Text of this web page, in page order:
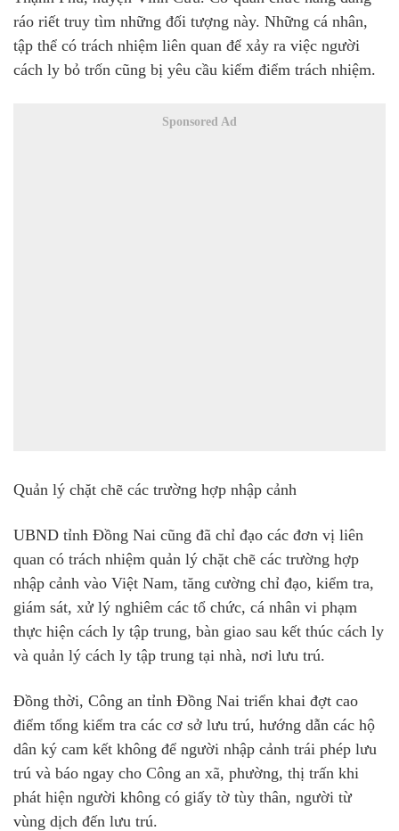
ráo riết truy tìm những đối tượng này. Những cá nhân,
tập thể có trách nhiệm liên quan để xảy ra việc người
cách ly bỏ trốn cũng bị yêu cầu kiểm điểm trách nhiệm.
Sponsored Ad
Quản lý chặt chẽ các trường hợp nhập cảnh
UBND tỉnh Đồng Nai cũng đã chỉ đạo các đơn vị liên
quan có trách nhiệm quản lý chặt chẽ các trường hợp
nhập cảnh vào Việt Nam, tăng cường chỉ đạo, kiểm tra,
giám sát, xử lý nghiêm các tổ chức, cá nhân vi phạm
thực hiện cách ly tập trung, bàn giao sau kết thúc cách ly
và quản lý cách ly tập trung tại nhà, nơi lưu trú.
Đồng thời, Công an tỉnh Đồng Nai triển khai đợt cao
điểm tổng kiểm tra các cơ sở lưu trú, hướng dẫn các hộ
dân ký cam kết không để người nhập cảnh trái phép lưu
trú và báo ngay cho Công an xã, phường, thị trấn khi
phát hiện người không có giấy tờ tùy thân, người từ
vùng dịch đến lưu trú.